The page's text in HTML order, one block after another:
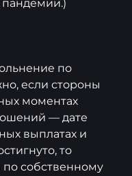
по
если стороны
моментах
— дате
выплатах и
то
по собственному